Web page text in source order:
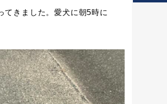
てきました。愛犬に朝5時に